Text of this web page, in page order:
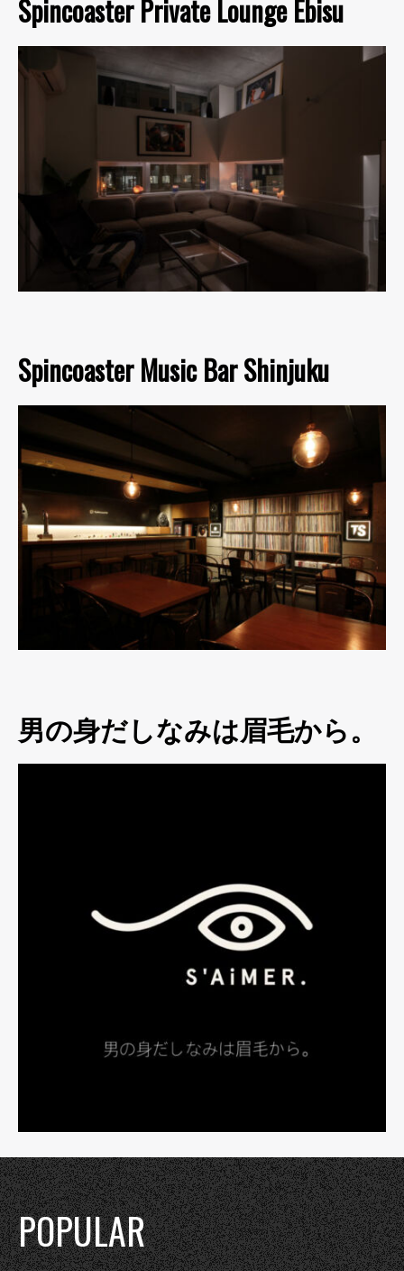
Spincoaster Private Lounge Ebisu
Spincoaster Music Bar Shinjuku
男の身だしなみは眉毛から。
POPULAR